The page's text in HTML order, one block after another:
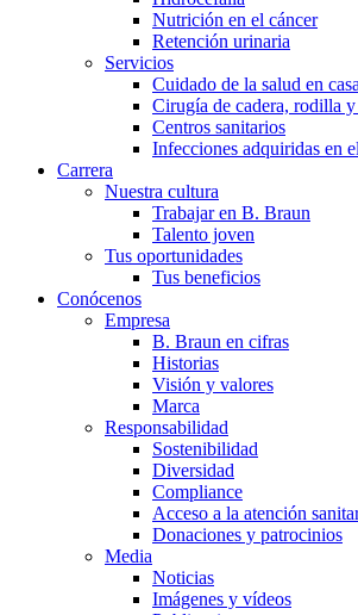
Nutrición en el cáncer
Retención urinaria
Servicios
Cuidado de la salud en casa
Cirugía de cadera, rodilla
Centros sanitarios
Infecciones adquiridas en
Carrera
Nuestra cultura
Trabajar en B. Braun
Talento joven
Tus oportunidades
Tus beneficios
Conócenos
Empresa
B. Braun en cifras
Historias
Visión y valores
Marca
Responsabilidad
Sostenibilidad
Diversidad
Compliance
Acceso a la atención
Donaciones y patrocinios
Media
Noticias
Imágenes y vídeos